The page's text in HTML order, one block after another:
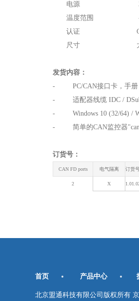
电源 3.3 V
温度范围 -40
认证
尺寸 大约 90
发货内容：
- PC/CAN接口卡，手册
- 适配器线缆 IDC /
- Windows 10 (32/64) /
- 简单的CAN监控器
订货号：
CAN FD ports 电气隔离 订货
2 X
首页 产品中心
北京盟通科技有限公司版权所有